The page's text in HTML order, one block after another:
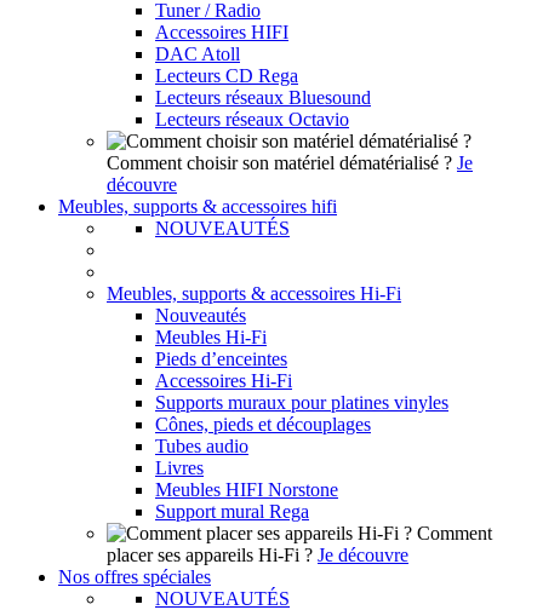
Tuner / Radio
Accessoires HIFI
DAC Atoll
Lecteurs CD Rega
Lecteurs réseaux Bluesound
Lecteurs réseaux Octavio
Comment choisir son matériel dématérialisé ? Je
découvre
Meubles, supports & accessoires hifi
NOUVEAUTÉS
Meubles, supports & accessoires Hi-Fi
Nouveautés
Meubles Hi-Fi
Pieds d’enceintes
Accessoires Hi-Fi
Supports muraux pour platines vinyles
Cônes, pieds et découplages
Tubes audio
Livres
Meubles HIFI Norstone
Support mural Rega
Comment
placer ses appareils Hi-Fi ? Je découvre
Nos offres spéciales
NOUVEAUTÉS